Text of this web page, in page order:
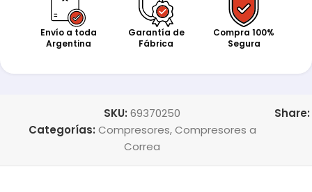
Envío a toda
Argentina
Garantía de
Fábrica
Compra 100%
Segura
SKU:69370250
Categorías: Compresores,Compresores a
Correa
Share: